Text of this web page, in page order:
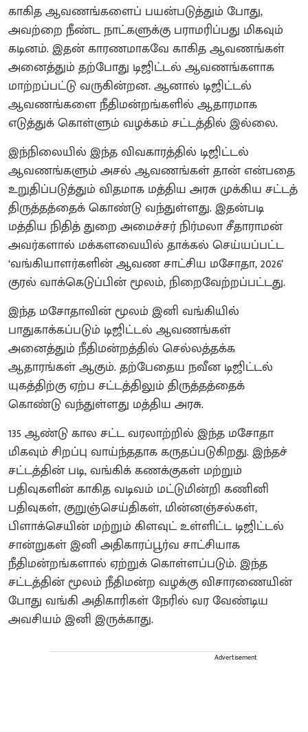
காகித ஆவணங்களைப் பயன்படுத்தும் போது,
அவற்றை நீண்ட நாட்களுக்கு பராமரிப்பது மிகவும்
கடினம். இதன் காரணமாகவே காகித ஆவணங்கள்
அனைத்தும் தற்போது டிஜிட்டல் ஆவணங்களாக
மாற்றப்பட்டு வருகின்றன. ஆனால் டிஜிட்டல்
ஆவணங்களை நீதிமன்றங்களில் ஆதாரமாக
எடுத்துக் கொள்ளும் வழக்கம் சட்டத்தில் இல்லை.
இந்நிலையில் இந்த விவகாரத்தில் டிஜிட்டல்
ஆவணங்களும் அசல் ஆவணங்கள் தான் என்பதை
உறுதிப்படுத்தும் விதமாக மத்திய அரசு முக்கிய சட்டத்
திருத்தத்தைக் கொண்டு வந்துள்ளது. இதன்படி
மத்திய நிதித் துறை அமைச்சர் நிர்மலா சீதாராமன்
அவர்களால் மக்களவையில் தாக்கல் செய்யப்பட்ட
‘வங்கியாளர்களின் ஆவண சாட்சிய மசோதா, 2026’
குரல் வாக்கெடுப்பின் மூலம், நிறைவேற்றப்பட்டது.
இந்த மசோதாவின் மூலம் இனி வங்கியில்
பாதுகாக்கப்படும் டிஜிட்டல் ஆவணங்கள்
அனைத்தும் நீதிமன்றத்தில் செல்லத்தக்க
ஆதாரங்கள் ஆகும். தற்பேதைய நவீன டிஜிட்டல்
யுகத்திற்கு ஏற்ப சட்டத்திலும் திருத்தத்தைக்
கொண்டு வந்துள்ளது மத்திய அரசு.
135 ஆண்டு கால சட்ட வரலாற்றில் இந்த மசோதா
மிகவும் சிறப்பு வாய்ந்ததாக கருதப்படுகிறது. இந்தச்
சட்டத்தின் படி, வங்கிக் கணக்குகள் மற்றும்
பதிவுகளின் காகித வடிவம் மட்டுமின்றி கணினி
பதிவுகள், குறுஞ்செய்திகள், மின்னஞ்சல்கள்,
பிளாக்செயின் மற்றும் கிளவுட் உள்ளிட்ட டிஜிட்டல்
சான்றுகள் இனி அதிகாரப்பூர்வ சாட்சியாக
நீதிமன்றங்களால் ஏற்றுக் கொள்ளப்படும். இந்த
சட்டத்தின் மூலம் நீதிமன்ற வழக்கு விசாரணையின்
போது வங்கி அதிகாரிகள் நேரில் வர வேண்டிய
அவசியம் இனி இருக்காது.
Advertisement